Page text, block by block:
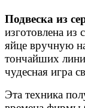
Подвеска из
изготовлена из
яйце вручную
тончайших
чудесная игра
Эта техника